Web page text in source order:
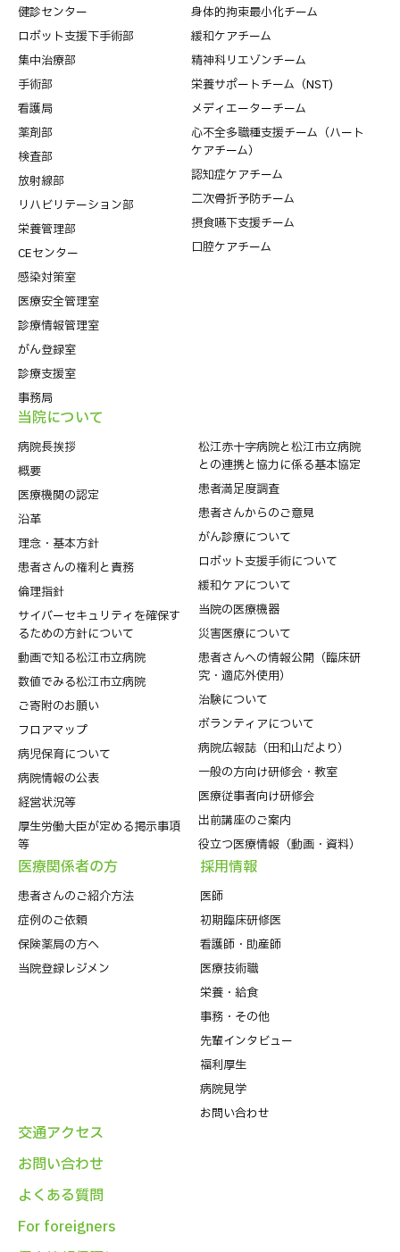
健診センター
ロボット支援下手術部
集中治療部
手術部
看護局
薬剤部
検査部
放射線部
リハビリテーション部
栄養管理部
CEセンター
感染対策室
医療安全管理室
診療情報管理室
がん登録室
診療支援室
事務局
身体的拘束最小化チーム
緩和ケアチーム
精神科リエゾンチーム
栄養サポートチーム（NST)
メディエーターチーム
心不全多職種支援チーム（ハート
ケアチーム）
認知症ケアチーム
二次骨折予防チーム
摂食嚥下支援チーム
口腔ケアチーム
当院について
病院⻑挨拶
概要
医療機関の認定
沿革
理念・基本方針
患者さんの権利と責務
倫理指針
サイバーセキュリティを確保す
るための方針について
動画で知る松江市立病院
数値でみる松江市立病院
ご寄附のお願い
フロアマップ
病児保育について
病院情報の公表
経営状況等
厚生労働大臣が定める掲示事項
等
松江赤十字病院と松江市立病院
との連携と協力に係る基本協定
患者満足度調査
患者さんからのご意見
がん診療について
ロボット支援手術について
緩和ケアについて
当院の医療機器
災害医療について
患者さんへの情報公開（臨床研
究・適応外使用）
治験について
ボランティアについて
病院広報誌（田和山だより）
一般の方向け研修会・教室
医療従事者向け研修会
出前講座のご案内
役立つ医療情報（動画・資料）
医療関係者の⽅
患者さんのご紹介方法
症例のご依頼
保険薬局の方へ
当院登録レジメン
採⽤情報
医師
初期臨床研修医
看護師・助産師
医療技術職
栄養・給食
事務・その他
先輩インタビュー
福利厚生
病院⾒学
お問い合わせ
交通アクセス
お問い合わせ
よくある質問
For foreigners